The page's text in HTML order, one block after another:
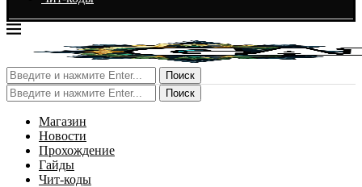
Поиск
Поиск
Магазин
Новости
Прохождение
Гайды
Чит-коды